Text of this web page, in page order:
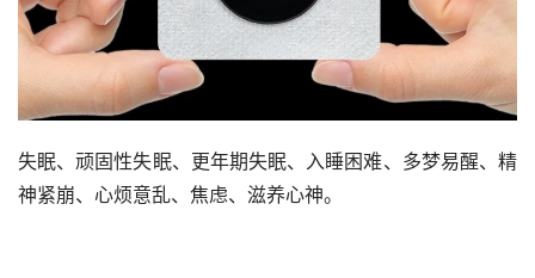
失眠、顽固性失眠、更年期失眠、入睡困难、多梦易醒、精
神紧崩、心烦意乱、焦虑、滋养心神。